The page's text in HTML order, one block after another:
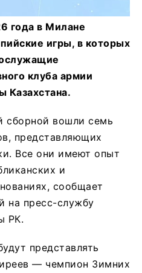
года в Милане
игры, в которых
клуба армии
Казахстана.
сборной вошли семь
представляющих
Все они имеют опыт
и
сообщает
на пресс-службу
РК.
представлять
— чемпион Зимних